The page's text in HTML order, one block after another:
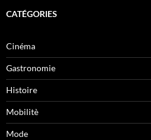
CATÉGORIES
Cinéma
Gastronomie
Histoire
Mobilitè
Mode